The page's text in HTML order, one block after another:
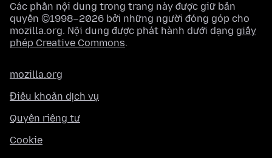
Các phần nội dung trong trang này được giữ bản
quyền ©1998–2026 bởi những người đóng góp cho
mozilla.org. Nội dung được phát hành dưới dạng giấy
phép Creative Commons.
mozilla.org
Điều khoản dịch vụ
Quyền riêng tư
Cookie